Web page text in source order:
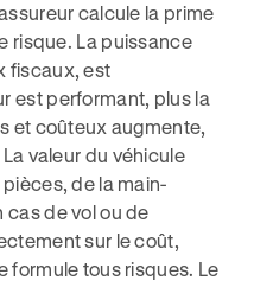
calcule la prime
risque. La puissance
fiscaux, est
est performant, plus la
et coûteux augmente,
valeur du véhicule
de la main-
cas de vol ou de
sur le coût,
formule tous risques. Le